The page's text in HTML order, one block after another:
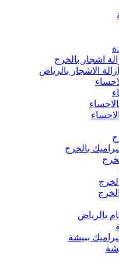
اشجار بالخرج
الاشجار بالرياض
بالخرج
بالرياض
ببيشة